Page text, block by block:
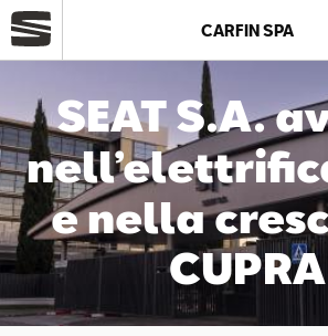
Azienda
Modelli
Offerte
Service
CARFIN SPA
SEAT S.A.
e nella
CUPRA